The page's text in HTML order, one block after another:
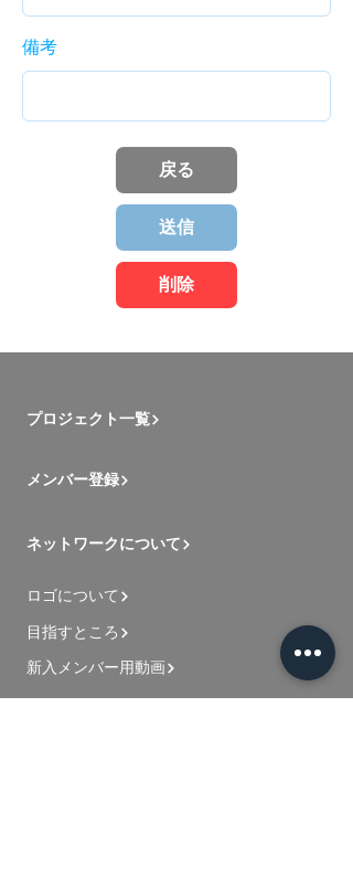
備考
戻る
送信
削除
プロジェクト一覧
メンバー登録
ネットワークについて
ロゴについて
目指すところ
新入メンバー用動画